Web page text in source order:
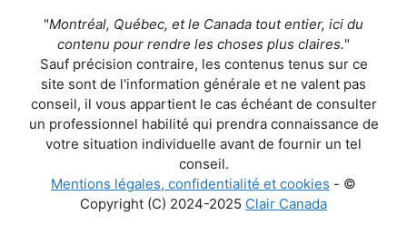
"Montréal, Québec, et le Canada tout entier, ici du
contenu pour rendre les choses plus claires."
Sauf précision contraire, les contenus tenus sur ce
site sont de l'information générale et ne valent pas
conseil, il vous appartient le cas échéant de consulter
un professionnel habilité qui prendra connaissance de
votre situation individuelle avant de fournir un tel
conseil.
Mentions légales, confidentialité et cookies - ©
Copyright (C) 2024-2025 Clair Canada